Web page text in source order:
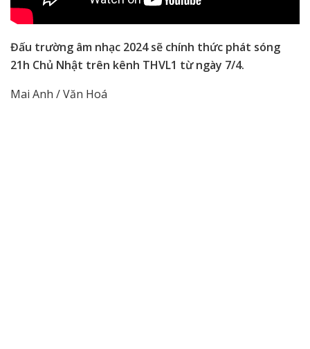
Đấu trường âm nhạc 2024 sẽ chính thức phát sóng
21h Chủ Nhật trên kênh THVL1 từ ngày 7/4.
Mai Anh / Văn Hoá